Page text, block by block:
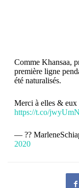
Comme Khansaa,
première ligne
été naturalisés.
Merci à elles & eux
https://t.co/
— ??
2020